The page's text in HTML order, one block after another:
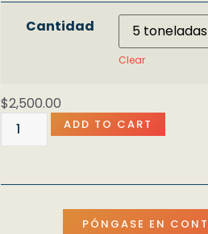
Cantidad
Clear
$2,500.00
ADD TO CART
PÓNGASE EN